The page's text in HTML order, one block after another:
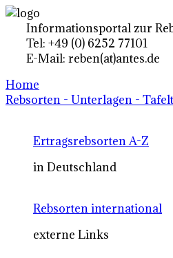
Informationsportal zur
Tel: +49 (0) 6252 77101
E-Mail: reben(at)antes.de
Home
Rebsorten - Unterlagen -
Ertragsrebsorten A-Z
in Deutschland
Rebsorten international
externe Links